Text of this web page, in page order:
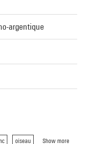
argentique
oiseau Show more